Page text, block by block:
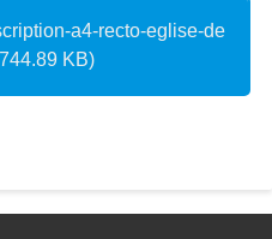
a4-recto-eglise-de
KB)